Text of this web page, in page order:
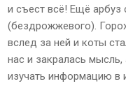
и съест всё! Ещё арбуз
(бездрожжевого).
вслед за ней и коты
нас и закралась
изучать информацию в